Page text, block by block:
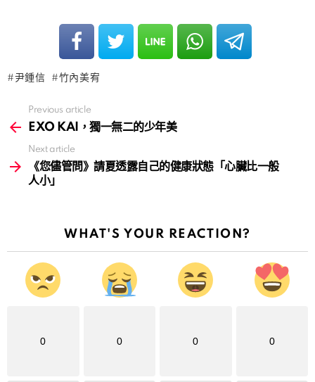
尹鍾信 竹內美宥
more
Previous article
EXO KAI，獨一無二的少年美
Next article
《您儘管問》請夏透露自己的健康狀態「心臟比一般
人小」
WHAT'S YOUR REACTION?
0 0 0 0